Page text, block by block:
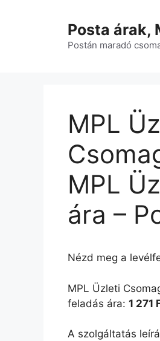
Posta árak,
Postán maradó
MPL
MPL
ára –
Nézd meg a
MPL Üzleti
feladás ára: 1 271
A szolgáltatás